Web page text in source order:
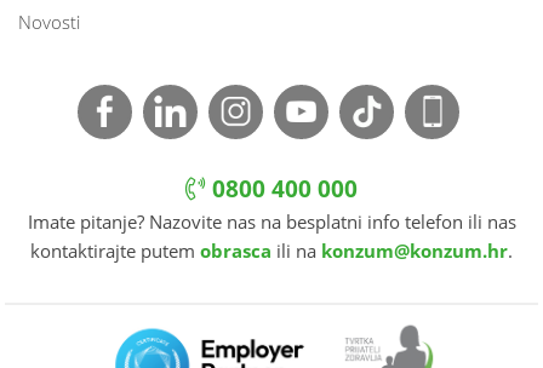
Novosti
0800 400 000
Imate pitanje? Nazovite nas na besplatni info telefon ili nas
kontaktirajte putem obrasca ili na konzum@konzum.hr.